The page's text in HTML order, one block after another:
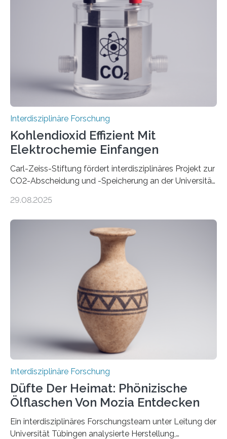
allem wie? „Uns interessiert, ob Menschen im Team mit
dem Roboter anders sprechen als im Team mit
anderen Menschen“, so die Sprachwissenschaftlerin
Prof. Dr. Christina Sanchez-Stockhammer von der
Technischen Universität…
Interdisziplinäre Forschung
Kohlendioxid Effizient Mit
Elektrochemie Einfangen
Carl-Zeiss-Stiftung fördert interdisziplinäres Projekt zur
CO2-Abscheidung und -Speicherung an der Universität
von CO2-Emissionen gilt als wichtige Maßnahme zur
Erdatmosphäre, sondern auch das Fangen und
Speichern des Treibhausgases aus der Luft.
Dementsprechend hat auch die aktuelle
Bundesregierung in ihrem Koalitionsvertrag die
Entwicklung von CO2-Abscheidungs- und
Speicherungstechnologien als Ziel ausgegeben.
Insbesondere das sogenannte Direct Air Capture (DAC)
betrachtet sie dabei als „vielversprechende
Zukunftstechnologie, um Negativemissionen zu heben“.
Wissenschaftlerinnen…
29.08.2025
Interdisziplinäre Forschung
Düfte Der Heimat: Phönizische
Ölflaschen Von Mozia Entdecken
Ein interdisziplinäres Forschungsteam unter Leitung der
Universität Tübingen analysierte Herstellung,